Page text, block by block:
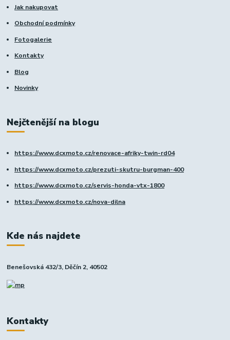
Jak nakupovat
Obchodní podmínky
Fotogalerie
Kontakty
Blog
Novinky
Nejčtenější na blogu
https://www.dcxmoto.cz/renovace-afriky-twin-rd04
https://www.dcxmoto.cz/prezuti-skutru-burgman-400
https://www.dcxmoto.cz/servis-honda-vtx-1800
https://www.dcxmoto.cz/nova-dilna
Kde nás najdete
Benešovská 432/3, Děčín 2, 40502
Kontakty